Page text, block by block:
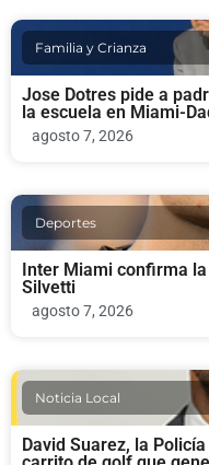
Familia y Crianza
Jose Dotres pide a
la escuela en Miami-
agosto 7, 2026
Deportes
Inter Miami confirma
Silvetti
agosto 7, 2026
Noticia Local
David Suarez, la